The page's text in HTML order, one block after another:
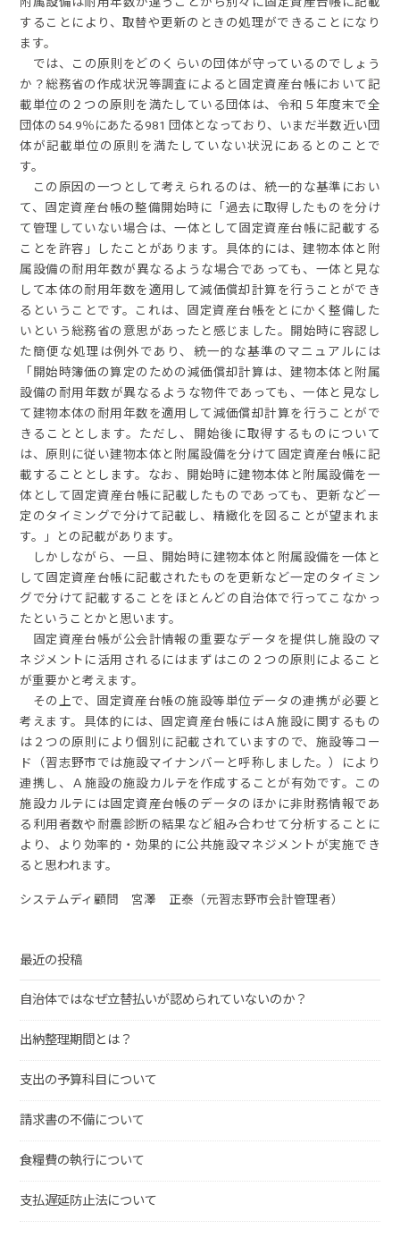
することにより、取替や更新のときの処理ができることになり
ます。
では、この原則をどのくらいの団体が守っているのでしょう
か？総務省の作成状況等調査によると固定資産台帳において記
載単位の２つの原則を満たしている団体は、令和５年度末で全
団体の54.9％にあたる981 団体となっており、いまだ半数近い団
体が記載単位の原則を満たしていない状況にあるとのことで
す。
この原因の一つとして考えられるのは、統一的な基準におい
て、固定資産台帳の整備開始時に「過去に取得したものを分け
て管理していない場合は、一体として固定資産台帳に記載する
ことを許容」したことがあります。具体的には、建物本体と附
属設備の耐用年数が異なるような場合であっても、一体と見な
して本体の耐用年数を適用して減価償却計算を行うことができ
るということです。これは、固定資産台帳をとにかく整備した
いという総務省の意思があったと感じました。開始時に容認し
た簡便な処理は例外であり、統一的な基準のマニュアルには
「開始時簿価の算定のための減価償却計算は、建物本体と附属
設備の耐用年数が異なるような物件であっても、一体と見なし
て建物本体の耐用年数を適用して減価償却計算を行うことがで
きることとします。ただし、開始後に取得するものについて
は、原則に従い建物本体と附属設備を分けて固定資産台帳に記
載することとします。なお、開始時に建物本体と附属設備を一
体として固定資産台帳に記載したものであっても、更新など一
定のタイミングで分けて記載し、精緻化を図ることが望まれま
す。」との記載があります。
しかしながら、一旦、開始時に建物本体と附属設備を一体と
して固定資産台帳に記載されたものを更新など一定のタイミン
グで分けて記載することをほとんどの自治体で行ってこなかっ
たということかと思います。
固定資産台帳が公会計情報の重要なデータを提供し施設のマ
ネジメントに活用されるにはまずはこの２つの原則によること
が重要かと考えます。
その上で、固定資産台帳の施設等単位データの連携が必要と
考えます。具体的には、固定資産台帳にはＡ施設に関するもの
は２つの原則により個別に記載されていますので、施設等コー
ド（習志野市では施設マイナンバーと呼称しました。）により
連携し、Ａ施設の施設カルテを作成することが有効です。この
施設カルテには固定資産台帳のデータのほかに非財務情報であ
る利用者数や耐震診断の結果など組み合わせて分析することに
より、より効率的・効果的に公共施設マネジメントが実施でき
ると思われます。
システムディ顧問 宮澤 正泰（元習志野市会計管理者）
最近の投稿
自治体ではなぜ立替払いが認められていないのか？
出納整理期間とは？
支出の予算科目について
請求書の不備について
食糧費の執行について
支払遅延防止法について